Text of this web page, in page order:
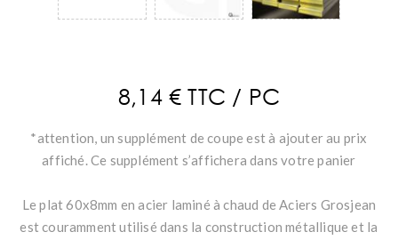
8,14 € TTC / PC
*attention, un supplément de coupe est à ajouter au prix
affiché. Ce supplément s’affichera dans votre panier
Le plat 60x8mm en acier laminé à chaud de Aciers Grosjean
est couramment utilisé dans la construction métallique et la